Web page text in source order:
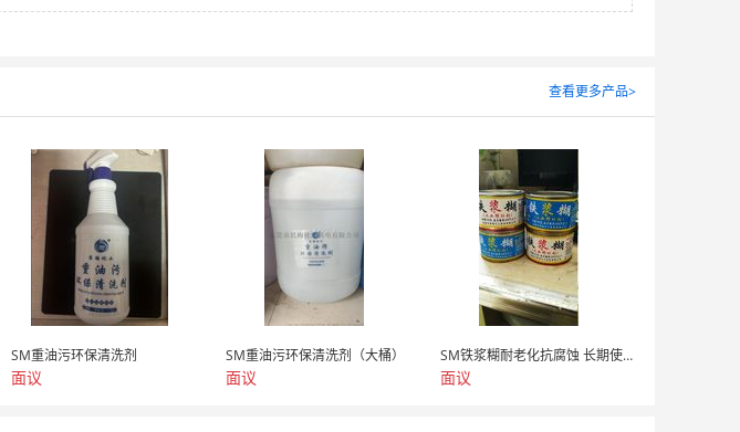
查看更多产品>
SM重油污环保清洗剂
面议
SM重油污环保清洗剂（大桶）
面议
SM铁浆糊耐老化抗腐蚀 长期使用效果佳
面议